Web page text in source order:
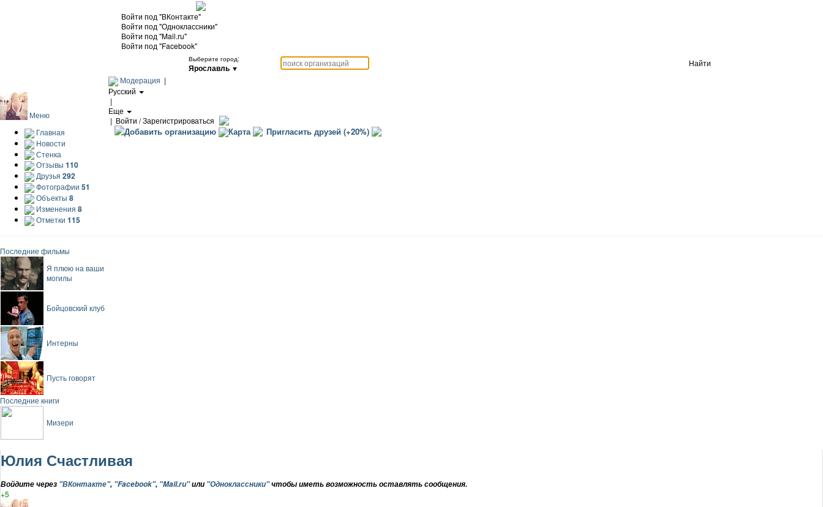
Войти под "ВКонтакте"
Войти под "Одноклассники"
Войти под "Mail.ru"
Войти под "Facebook"
Выберите город:
Ярославль ▼
Найти
Модерация |
Русский
|
Еще
| Войти / Зарегистрироваться
Добавить организацию Карта Пригласить друзей (+20%)
Меню
Главная
Новости
Стенка
Отзывы 110
Друзья 292
Фотографии 51
Объекты 8
Изменения 8
Отметки 115
Последние фильмы
Я плюю на ваши
могилы
Бойцовский клуб
Интерны
Пусть говорят
Последние книги
Мизери
Юлия Счастливая
Войдите через "ВКонтакте", "Facebook", "Mail.ru"или "Одноклассники"чтобы иметь возможность оставлять сообщения.
+5